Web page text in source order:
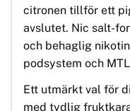
citronen tillför ett
avslutet. Nic salt-
och behaglig
podsystem och
Ett utmärkt val för
med tydlig